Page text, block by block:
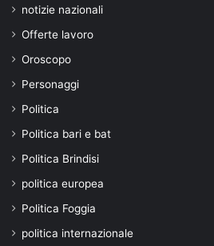
notizie nazionali
Offerte lavoro
Oroscopo
Personaggi
Politica
Politica bari e bat
Politica Brindisi
politica europea
Politica Foggia
politica internazionale